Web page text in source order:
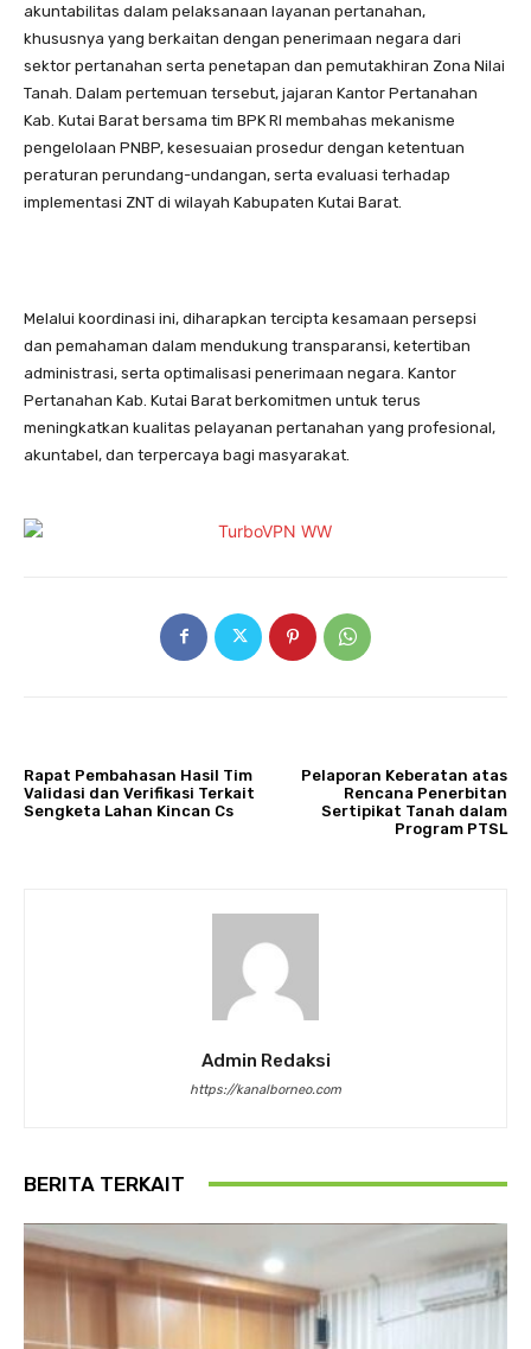
akuntabilitas dalam pelaksanaan layanan pertanahan,
khususnya yang berkaitan dengan penerimaan negara dari
sektor pertanahan serta penetapan dan pemutakhiran Zona Nilai
Tanah. Dalam pertemuan tersebut, jajaran Kantor Pertanahan
Kab. Kutai Barat bersama tim BPK RI membahas mekanisme
pengelolaan PNBP, kesesuaian prosedur dengan ketentuan
peraturan perundang-undangan, serta evaluasi terhadap
implementasi ZNT di wilayah Kabupaten Kutai Barat.
Melalui koordinasi ini, diharapkan tercipta kesamaan persepsi
dan pemahaman dalam mendukung transparansi, ketertiban
administrasi, serta optimalisasi penerimaan negara. Kantor
Pertanahan Kab. Kutai Barat berkomitmen untuk terus
meningkatkan kualitas pelayanan pertanahan yang profesional,
akuntabel, dan terpercaya bagi masyarakat.
Rapat Pembahasan Hasil Tim
Validasi dan Verifikasi Terkait
Sengketa Lahan Kincan Cs
Pelaporan Keberatan atas
Rencana Penerbitan
Sertipikat Tanah dalam
Program PTSL
Admin Redaksi
https://kanalborneo.com
BERITA TERKAIT